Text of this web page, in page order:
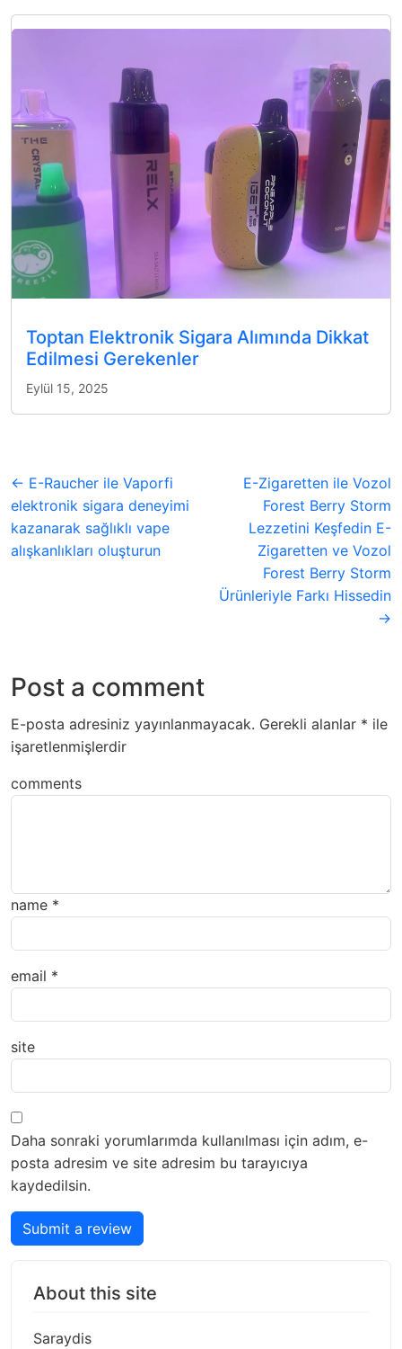
Toptan Elektronik Sigara Alımında Dikkat
Edilmesi Gerekenler
Eylül 15, 2025
← E-Raucher ile Vaporfi
elektronik sigara deneyimi
kazanarak sağlıklı vape
alışkanlıkları oluşturun
E-Zigaretten ile Vozol
Forest Berry Storm
Lezzetini Keşfedin E-
Zigaretten ve Vozol
Forest Berry Storm
Ürünleriyle Farkı Hissedin
→
Post a comment
E-posta adresiniz yayınlanmayacak. Gerekli alanlar * ile
işaretlenmişlerdir
comments
name *
email *
site
Daha sonraki yorumlarımda kullanılması için adım, e-
posta adresim ve site adresim bu tarayıcıya
kaydedilsin.
Submit a review
About this site
Saraydis